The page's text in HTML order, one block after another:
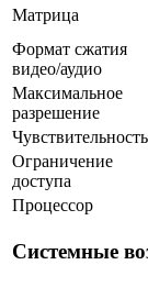
Матрица
Формат сжатия
видео/аудио
Максимальное
разрешение
Чувствительность
Ограничение
доступа
Процессор
Системные